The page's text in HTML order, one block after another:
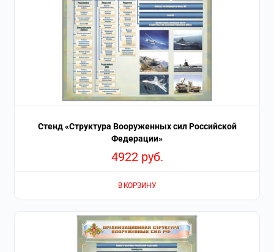
Стенд «Структура Вооруженных сил Российской
Федерации»
4922 руб.
В КОРЗИНУ